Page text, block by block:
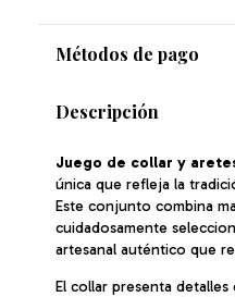
Métodos de pago
Descripción
Juego de collar y
única que refleja la
Este conjunto combina
cuidadosamente
artesanal auténtico que
El collar presenta